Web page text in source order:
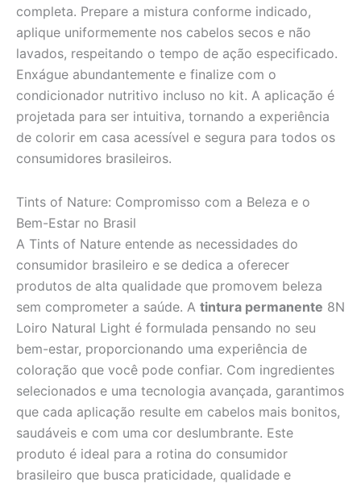
completa. Prepare a mistura conforme indicado,
aplique uniformemente nos cabelos secos e não
lavados, respeitando o tempo de ação especificado.
Enxágue abundantemente e finalize com o
condicionador nutritivo incluso no kit. A aplicação é
projetada para ser intuitiva, tornando a experiência
de colorir em casa acessível e segura para todos os
consumidores brasileiros.
Tints of Nature: Compromisso com a Beleza e o
Bem-Estar no Brasil
A Tints of Nature entende as necessidades do
consumidor brasileiro e se dedica a oferecer
produtos de alta qualidade que promovem beleza
sem comprometer a saúde. A tintura permanente 8N
Loiro Natural Light é formulada pensando no seu
bem-estar, proporcionando uma experiência de
coloração que você pode confiar. Com ingredientes
selecionados e uma tecnologia avançada, garantimos
que cada aplicação resulte em cabelos mais bonitos,
saudáveis e com uma cor deslumbrante. Este
produto é ideal para a rotina do consumidor
brasileiro que busca praticidade, qualidade e